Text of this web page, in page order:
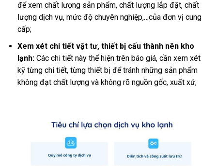
để xem chất lượng sản phẩm, chất lượng lắp đặt, chất
lượng dịch vụ, mức độ chuyên nghiệp,…của đơn vị cung
cấp;
Xem xét chi tiết vật tư, thiết bị cấu thành nên kho
lạnh:Các chi tiết này thể hiện trên báo giá, cần xem xét
kỹ từng chi tiết, từng thiết bị để tránh những sản phẩm
không đạt chất lượng và không rõ nguồn gốc, xuất xứ;